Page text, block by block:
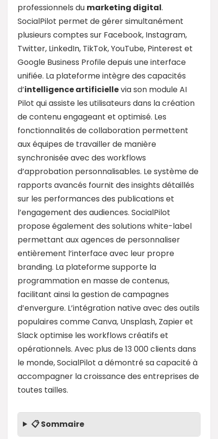
professionnels du marketing digital.
SocialPilot permet de gérer simultanément
plusieurs comptes sur Facebook, Instagram,
Twitter, LinkedIn, TikTok, YouTube, Pinterest et
Google Business Profile depuis une interface
unifiée. La plateforme intègre des capacités
d’intelligence artificiellevia son module AI
Pilot qui assiste les utilisateurs dans la création
de contenu engageant et optimisé. Les
fonctionnalités de collaboration permettent
aux équipes de travailler de manière
synchronisée avec des workflows
d’approbation personnalisables. Le système de
rapports avancés fournit des insights détaillés
sur les performances des publications et
l’engagement des audiences. SocialPilot
propose également des solutions white-label
permettant aux agences de personnaliser
entièrement l’interface avec leur propre
branding. La plateforme supporte la
programmation en masse de contenus,
facilitant ainsi la gestion de campagnes
d’envergure. L’intégration native avec des outils
populaires comme Canva, Unsplash, Zapier et
Slack optimise les workflows créatifs et
opérationnels. Avec plus de 13 000 clients dans
le monde, SocialPilot a démontré sa capacité à
accompagner la croissance des entreprises de
toutes tailles.
📋 Sommaire